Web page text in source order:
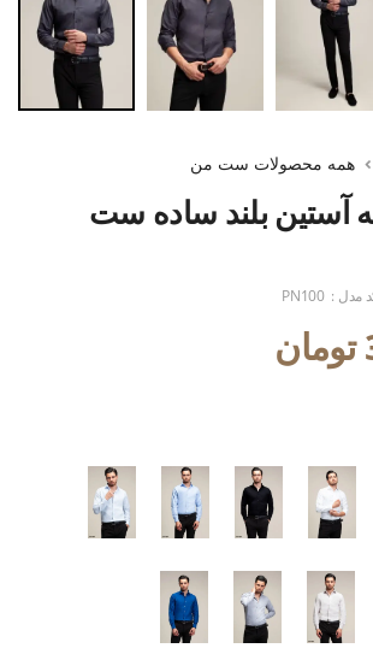
همه محصولات ست من
آستین بلند ساده ست
مدل : PN100